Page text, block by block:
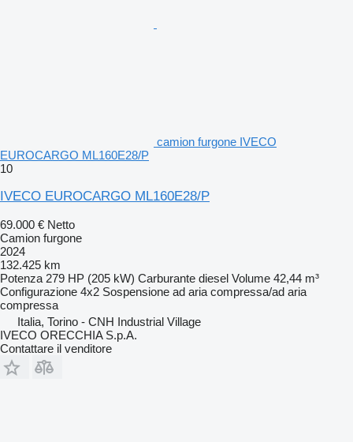
camion furgone IVECO
EUROCARGO ML160E28/P
10
IVECO EUROCARGO ML160E28/P
69.000 € Netto
Camion furgone
2024
132.425 km
Potenza 279 HP (205 kW) Carburante diesel Volume 42,44 m³
Configurazione 4x2 Sospensione ad aria compressa/ad aria
compressa
Italia, Torino - CNH Industrial Village
IVECO ORECCHIA S.p.A.
Contattare il venditore